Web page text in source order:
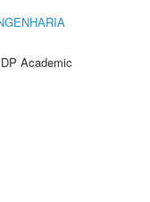
Academic